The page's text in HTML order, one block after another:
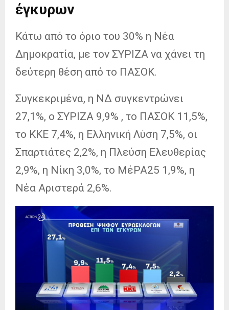
έγκυρων
Κάτω από το όριο του 30% η Νέα
Δημοκρατία, με τον ΣΥΡΙΖΑ να χάνει τη
δεύτερη θέση από το ΠΑΣΟΚ.
Συγκεκριμένα, η ΝΔ συγκεντρώνει
27,1%, ο ΣΥΡΙΖΑ 9,9% , το ΠΑΣΟΚ 11,5%,
το ΚΚΕ 7,4%, η Ελληνική Λύση 7,5%, οι
Σπαρτιάτες 2,2%, η Πλεύση Ελευθερίας
2,9%, η Νίκη 3,0%, το ΜέΡΑ25 1,9%, η
Νέα Αριστερά 2,6%.